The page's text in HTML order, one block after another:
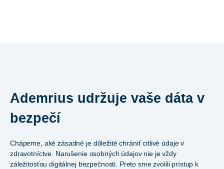
Ademrius udržuje vaše dáta v
bezpečí
Chápeme, aké zásadné je dôležité chrániť citlivé údaje v
zdravotníctve. Narušenie osobných údajov nie je vždy
záležitosťou digitálnej bezpečnosti. Preto sme zvolili prístup k